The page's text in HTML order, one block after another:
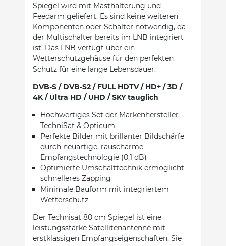
Spiegel wird mit Masthalterung und
Feedarm geliefert. Es sind keine weiteren
Komponenten oder Schalter notwendig, da
der Multischalter bereits im LNB integriert
ist. Das LNB verfügt über ein
Wetterschutzgehäuse für den perfekten
Schutz für eine lange Lebensdauer.
DVB-S / DVB-S2 / FULL HDTV / HD+ / 3D /
4K / Ultra HD / UHD / SKY tauglich
Hochwertiges Set der Markenhersteller
TechniSat & Opticum
Perfekte Bilder mit brillanter Bildschärfe
durch neuartige, rauscharme
Empfangstechnologie (0,1 dB)
Optimierte Umschalttechnik ermöglicht
schnelleres Zapping
Minimale Bauform mit integriertem
Wetterschutz
Der Technisat 80 cm Spiegel ist eine
leistungsstarke Satellitenantenne mit
erstklassigen Empfangseigenschaften. Sie